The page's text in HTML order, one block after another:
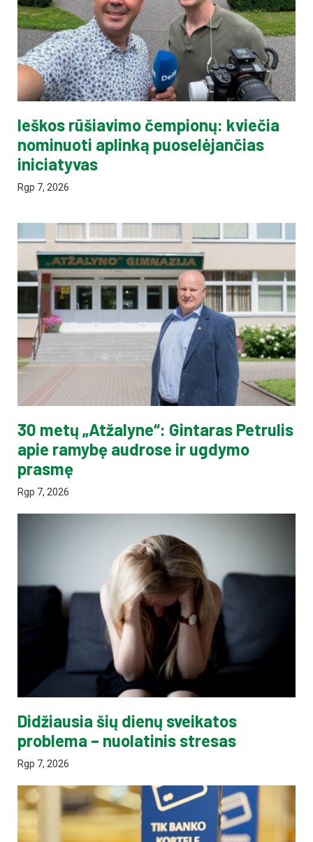
Ieškos rūšiavimo čempionų: kviečia
nominuoti aplinką puoselėjančias
iniciatyvas
Rgp 7, 2026
30 metų „Atžalyne“: Gintaras Petrulis
apie ramybę audrose ir ugdymo
prasmę
Rgp 7, 2026
Didžiausia šių dienų sveikatos
problema – nuolatinis stresas
Rgp 7, 2026